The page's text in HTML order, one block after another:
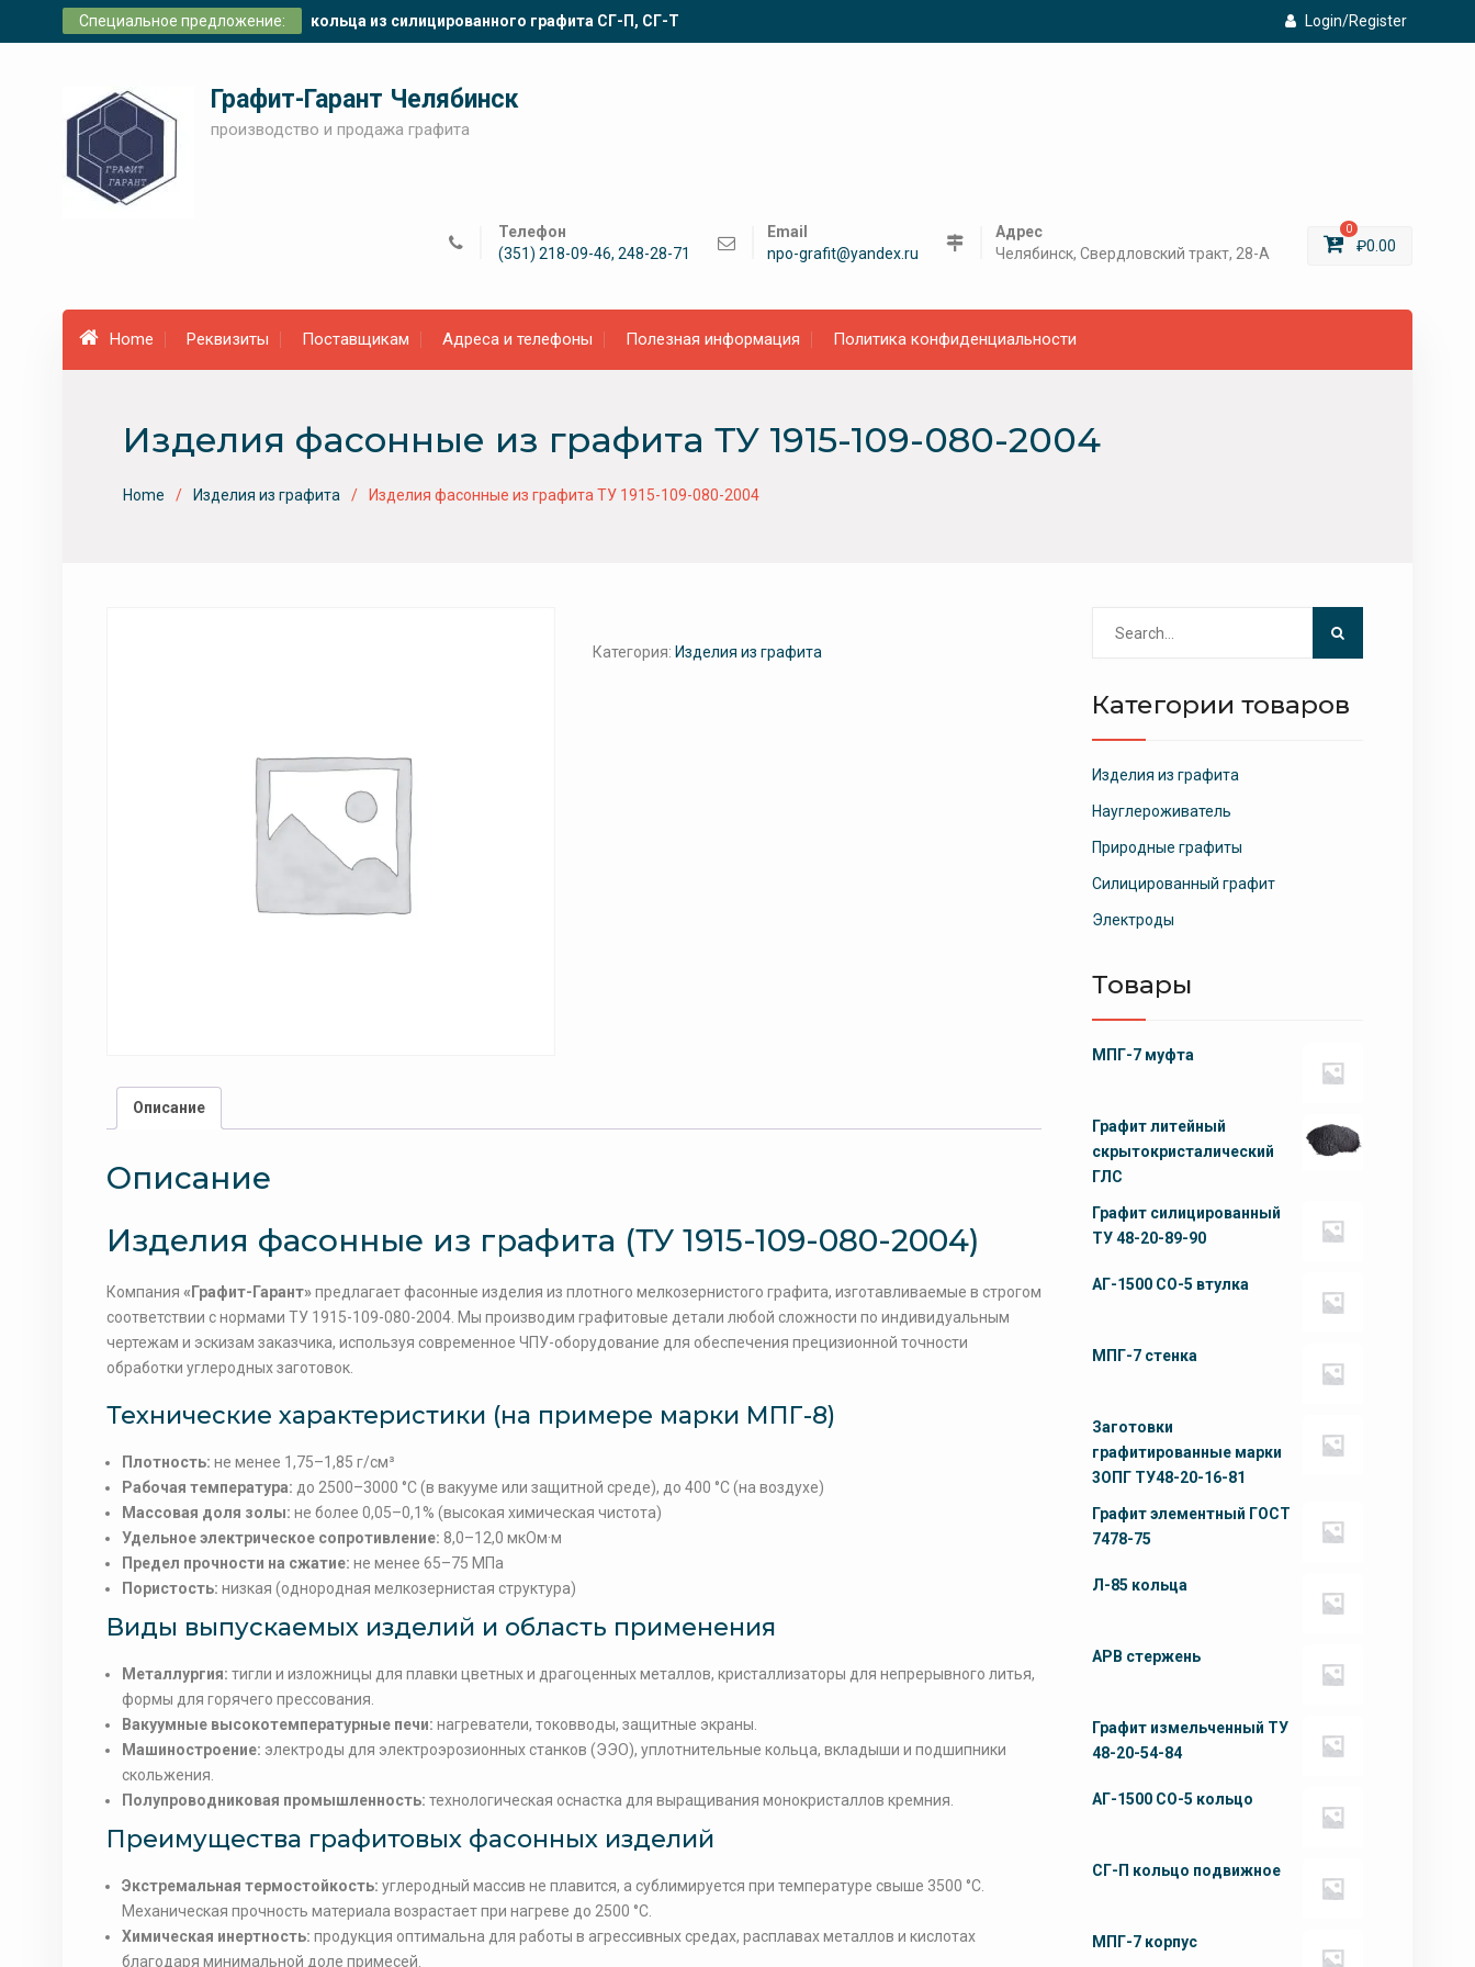
Специальное предложение: кольца из силицированного графита СГ-П, СГ-Т Login/Register
Графит-Гарант Челябинск
производство и продажа графита
Телефон
(351) 218-09-46, 248-28-71
Email
npo-grafit@yandex.ru
Адрес
Челябинск, Свердловский тракт, 28-А
0
₽0.00
Home Реквизиты Поставщикам Адреса и телефоны Полезная информация Политика конфиденциальности
Изделия фасонные из графита ТУ 1915-109-080-2004
Home Изделия из графита Изделия фасонные из графита ТУ 1915-109-080-2004
Категория: Изделия из графита
Описание
Описание
Изделия фасонные из графита (ТУ 1915-109-080-2004)
Компания «Графит-Гарант»предлагает фасонные изделия из плотного мелкозернистого графита, изготавливаемые в строгом
соответствии с нормами ТУ 1915-109-080-2004. Мы производим графитовые детали любой сложности по индивидуальным
чертежам и эскизам заказчика, используя современное ЧПУ-оборудование для обеспечения прецизионной точности
обработки углеродных заготовок.
Технические характеристики (на примере марки МПГ-8)
Плотность: не менее 1,75–1,85 г/см³
Рабочая температура: до 2500–3000 °C (в вакууме или защитной среде), до 400 °C (на воздухе)
Массовая доля золы: не более 0,05–0,1% (высокая химическая чистота)
Удельное электрическое сопротивление: 8,0–12,0 мкОм·м
Предел прочности на сжатие: не менее 65–75 МПа
Пористость: низкая (однородная мелкозернистая структура)
Виды выпускаемых изделий и область применения
Металлургия: тигли и изложницы для плавки цветных и драгоценных металлов, кристаллизаторы для непрерывного литья,
формы для горячего прессования.
Вакуумные высокотемпературные печи: нагреватели, токовводы, защитные экраны.
Машиностроение: электроды для электроэрозионных станков (ЭЭО), уплотнительные кольца, вкладыши и подшипники
скольжения.
Полупроводниковая промышленность: технологическая оснастка для выращивания монокристаллов кремния.
Преимущества графитовых фасонных изделий
Экстремальная термостойкость: углеродный массив не плавится, а сублимируется при температуре свыше 3500 °C.
Механическая прочность материала возрастает при нагреве до 2500 °C.
Химическая инертность: продукция оптимальна для работы в агрессивных средах, расплавах металлов и кислотах
благодаря минимальной доле примесей.
Категории товаров
Изделия из графита
Науглероживатель
Природные графиты
Силицированный графит
Электроды
Товары
МПГ-7 муфта
Графит литейный
скрытокристалический
ГЛС
Графит силицированный
ТУ 48-20-89-90
АГ-1500 СО-5 втулка
МПГ-7 стенка
Заготовки
графитированные марки
3ОПГ ТУ48-20-16-81
Графит элементный ГОСТ
7478-75
Л-85 кольца
АРВ стержень
Графит измельченный ТУ
48-20-54-84
АГ-1500 СО-5 кольцо
СГ-П кольцо подвижное
МПГ-7 корпус